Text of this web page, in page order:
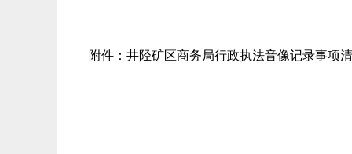
附件：井陉矿区商务局行政执法音像记录事项